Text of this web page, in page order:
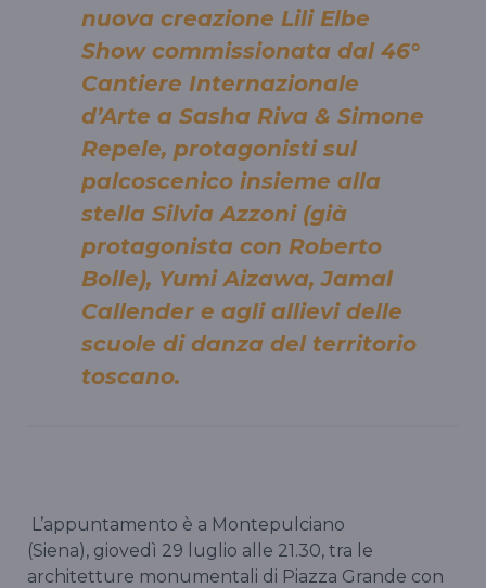
nuova creazione Lili Elbe
Show commissionata dal 46°
Cantiere Internazionale
d’Arte a Sasha Riva & Simone
Repele, protagonisti sul
palcoscenico insieme alla
stella Silvia Azzoni (già
protagonista con Roberto
Bolle), Yumi Aizawa, Jamal
Callender e agli allievi delle
scuole di danza del territorio
toscano.
L’appuntamento è a Montepulciano
(Siena), giovedì 29 luglio alle 21.30, tra le
architetture monumentali di Piazza Grande con